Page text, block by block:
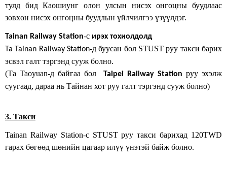
тулд бид Каошиунг олон улсын нисэх онгоцны буудлаас
зөвхөн нисэх онгоцны буудлын үйлчилгээ үзүүлдэг.
Tainan Railway Station-с ирэх тохиолдолд
Та Tainan Railway Station-д буусан бол STUST руу такси барих
эсвэл галт тэргэнд сууж болно.
(Та Taoyuan-д байгаа бол
Taipei Railway Station руу эхэлж
суугаад, дараа нь Тайнан хот руу галт тэргэнд сууж болно)
3. Такси
Tainan Railway Station-с STUST руу такси барихад 120TWD
гарах бөгөөд шөнийн цагаар илүү үнэтэй байж болно.